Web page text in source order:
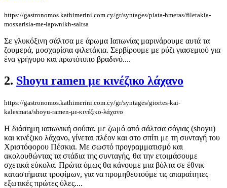
https://gastronomos.kathimerini.com.cy/gr/syntages/piata-hmeras/filetakia-
mosxarisia-me-iapwnikh-saltsa
Σε γλυκόξινη σάλτσα με άρωμα Ιαπωνίας μαρινάρουμε αυτά τα
ζουμερά, μοσχαρίσια φιλετάκια. Σερβίρουμε με ρύζι γιασεμιού για
ένα γρήγορο και πρωτότυπο βραδινό....
2. Shoyu ramen με κινέζικο λάχανο
https://gastronomos.kathimerini.com.cy/gr/syntages/giortes-kai-
kalesmata/shoyu-ramen-με-κινέζικο-λάχανο
Η διάσημη ιαπωνική σούπα, με ζωμό από σάλτσα σόγιας (shoyu)
και κινέζικο λάχανο, γίνεται πλέον και στο σπίτι με τη συνταγή του
Χριστόφορου Πέσκια. Με σωστό προγραμματισμό και
ακολουθώντας τα στάδια της συνταγής, θα την ετοιμάσουμε
σχετικά εύκολα. Πρώτα όμως θα κάνουμε μια βόλτα σε έθνικ
καταστήματα τροφίμων, για να προμηθευτούμε τις απαραίτητες
εξωτικές πρώτες ύλες....